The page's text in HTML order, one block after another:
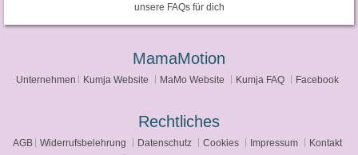
unsere FAQs für dich
MamaMotion
Unternehmen Kumja Website MaMo Website Kumja FAQ Facebook
Rechtliches
AGB Widerrufsbelehrung Datenschutz Cookies Impressum
Kontakt